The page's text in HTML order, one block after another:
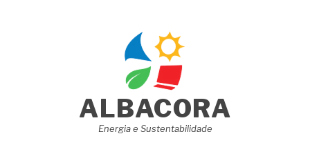
ALBACORA
Energia e Sustentabilidade